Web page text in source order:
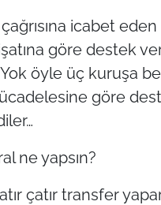
icabet
göre destek
öyle üç kuruşa
göre
ne yapsın?
çatır transfer